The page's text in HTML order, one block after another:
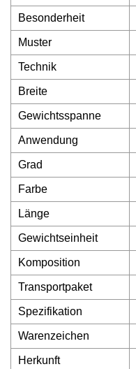
Besonderheit
Muster
Technik
Breite
Gewichtsspanne
Anwendung
Grad
Farbe
Länge
Gewichtseinheit
Komposition
Transportpaket
Spezifikation
Warenzeichen
Herkunft